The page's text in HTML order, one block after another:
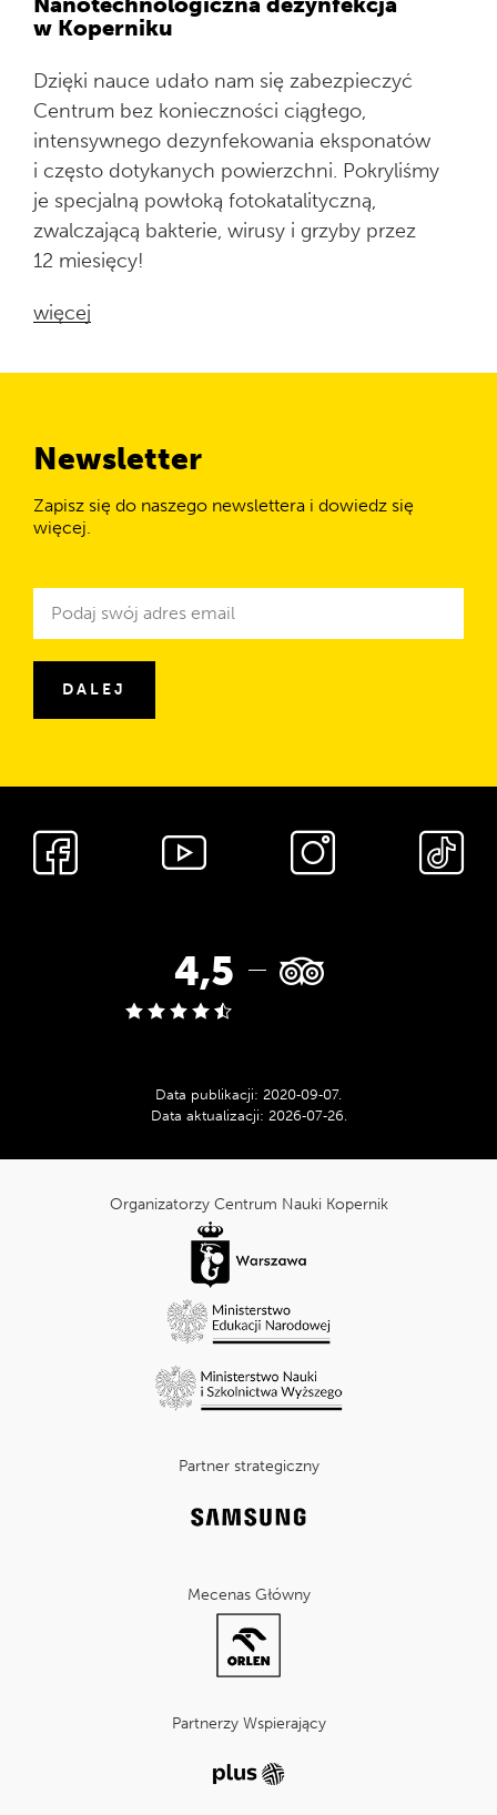
w Koperniku
Dzięki nauce udało nam się zabezpieczyć
Centrum bez konieczności ciągłego,
intensywnego dezynfekowania eksponatów
i często dotykanych powierzchni. Pokryliśmy
je specjalną powłoką fotokatalityczną,
zwalczającą bakterie, wirusy i grzyby przez
12 miesięcy!
więcej
Newsletter
Zapisz się do naszego newslettera i dowiedz się
więcej.
Newsletter
DALEJ
Media
społecznościowe
Ocena
w
serwisie
Tripadvisor:
4,5
Data publikacji: 2020‑09‑07.
Data aktualizacji: 2026‑07‑26.
Organizatorzy Centrum Nauki Kopernik
Partner strategiczny
Mecenas Główny
Partnerzy Wspierający